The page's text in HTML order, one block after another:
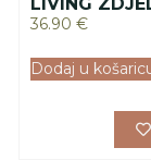
LIVING
36.90 €
Dodaj u